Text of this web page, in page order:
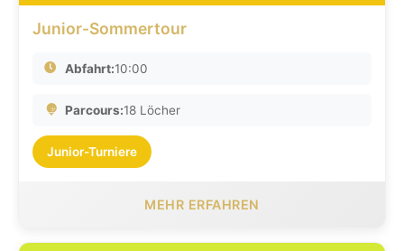
Junior-Sommertour
Abfahrt:10:00
Parcours:18 Löcher
Junior-Turniere
MEHR ERFAHREN